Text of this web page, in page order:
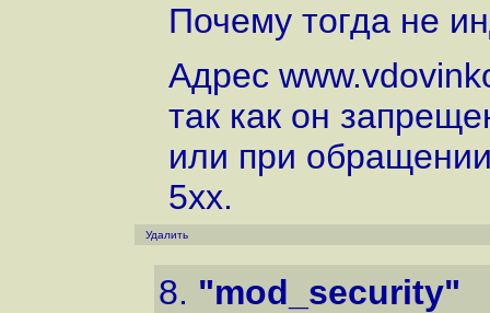
Почему тогда не
Адрес
так как он
или при
5xx.
Удалить
8. "mod_security"